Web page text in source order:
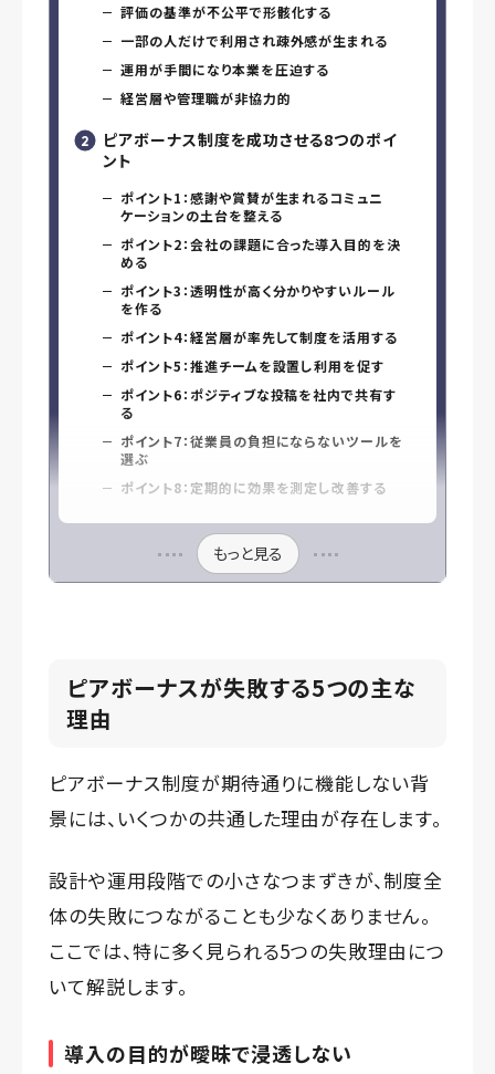
評価の基準が不公平で形骸化する
一部の人だけで利用され疎外感が生まれる
運用が手間になり本業を圧迫する
経営層や管理職が非協力的
ピアボーナス制度を成功させる8つのポイ
ント
ポイント1：感謝や賞賛が生まれるコミュニ
ケーションの土台を整える
ポイント2：会社の課題に合った導入目的を決
める
ポイント3：透明性が高く分かりやすいルール
を作る
ポイント4：経営層が率先して制度を活用する
ポイント5：推進チームを設置し利用を促す
ポイント6：ポジティブな投稿を社内で共有す
る
ポイント7：従業員の負担にならないツールを
選ぶ
ポイント8：定期的に効果を測定し改善する
もっと見る
ピアボーナスが失敗する5つの主な
理由
ピアボーナス制度が期待通りに機能しない背
景には、いくつかの共通した理由が存在します。
設計や運用段階での小さなつまずきが、制度全
体の失敗につながることも少なくありません。
ここでは、特に多く見られる5つの失敗理由につ
いて解説します。
導入の目的が曖昧で浸透しない